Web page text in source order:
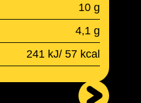
10 g
4,1 g
241 kJ/ 57 kcal